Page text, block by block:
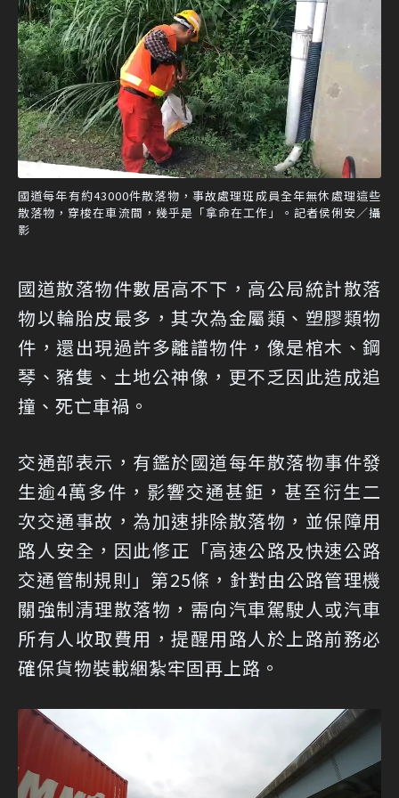
國道每年有約43000件散落物，事故處理班成員全年無休處理這些
散落物，穿梭在車流間，幾乎是「拿命在工作」。記者侯俐安／攝
影
國道散落物件數居高不下，高公局統計散落
物以輪胎皮最多，其次為金屬類、塑膠類物
件，還出現過許多離譜物件，像是棺木、鋼
琴、豬隻、土地公神像，更不乏因此造成追
撞、死亡車禍。
交通部表示，有鑑於國道每年散落物事件發
生逾4萬多件，影響交通甚鉅，甚至衍生二
次交通事故，為加速排除散落物，並保障用
路人安全，因此修正「高速公路及快速公路
交通管制規則」第25條，針對由公路管理機
關強制清理散落物，需向汽車駕駛人或汽車
所有人收取費用，提醒用路人於上路前務必
確保貨物裝載綑紮牢固再上路。